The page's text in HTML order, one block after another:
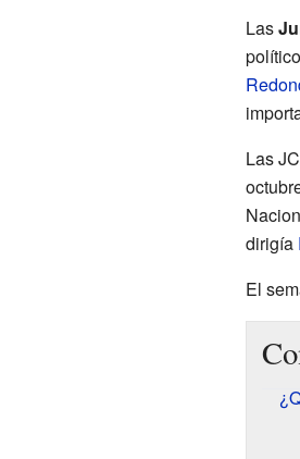
Las
Las
dirigía
El